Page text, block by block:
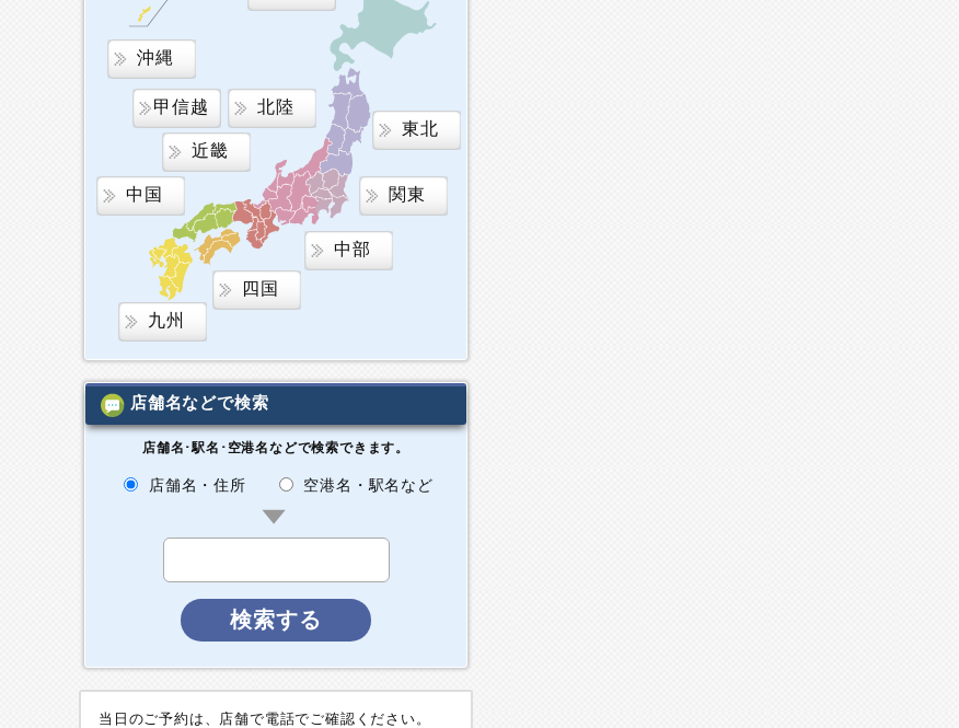
東北
北陸
甲信越
関東
中部
近畿
四国
中国
九州
沖縄
店舗名などで検索
店舗名･駅名･空港名などで検索できます。
店舗名・住所 空港名・駅名など
検索する
当日のご予約は、店舗で電話でご確認ください。